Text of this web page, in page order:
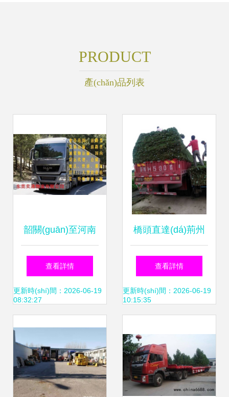
PRODUCT
產(chǎn)品列表
韶關(guān)至河南
許昌鄢陵縣回程貨
車(chē)運(yùn)輸
輸代理指南
查看詳情
更新時(shí)間：2026-06-19
08:32:27
橋頭直達(dá)荊州
市 物流回程車
(chē)與普通道路貨
務(wù)解析
查看詳情
更新時(shí)間：2026-06-19
10:15:35